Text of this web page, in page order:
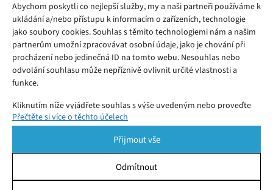
Abychom poskytli co nejlepší služby, my a naši partneři používáme k
ukládání a/nebo přístupu k informacím o zařízeních, technologie
jako soubory cookies. Souhlas s těmito technologiemi nám a našim
partnerům umožní zpracovávat osobní údaje, jako je chování při
procházení nebo jedinečná ID na tomto webu. Nesouhlas nebo
odvolání souhlasu může nepříznivě ovlivnit určité vlastnosti a
funkce.
Kliknutím níže vyjádřete souhlas s výše uvedeným nebo proveďte
podrobnější rozhodnutí. Vaše volby budou použity pouze na tomto
pomocí přepínačů v Zásadách cookies nebo kliknutím na tlačítko
Spravovat souhlas ve spodní části obrazovky.
Přečtěte si více o těchto účelech
Přijmout vše
Odmítnout
Netflix nově umožňuje vzdálené
odhlášení z konkrétních zařízení
Středa 16. 11. 2022 Samuel
Přední výrobce softwaru pro hlasovací
hackeři